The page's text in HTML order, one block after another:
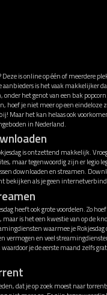
is online op één of meerdere
is het vaak makkelijker
het genot van een bak
hoef je niet meer op een eindeloze
Maar het kan helaas ook
in Nederland.
is ontzettend makkelijk.
maar tegenwoordig zijn er legio
downloaden en streamen.
bekijken als je geen
heeft ook grote voordelen. Zo
maar is het een kwestie van op de
waarmee je
vermogen en veel
je de eerste maand zelfs
dat je op zoek moest naar